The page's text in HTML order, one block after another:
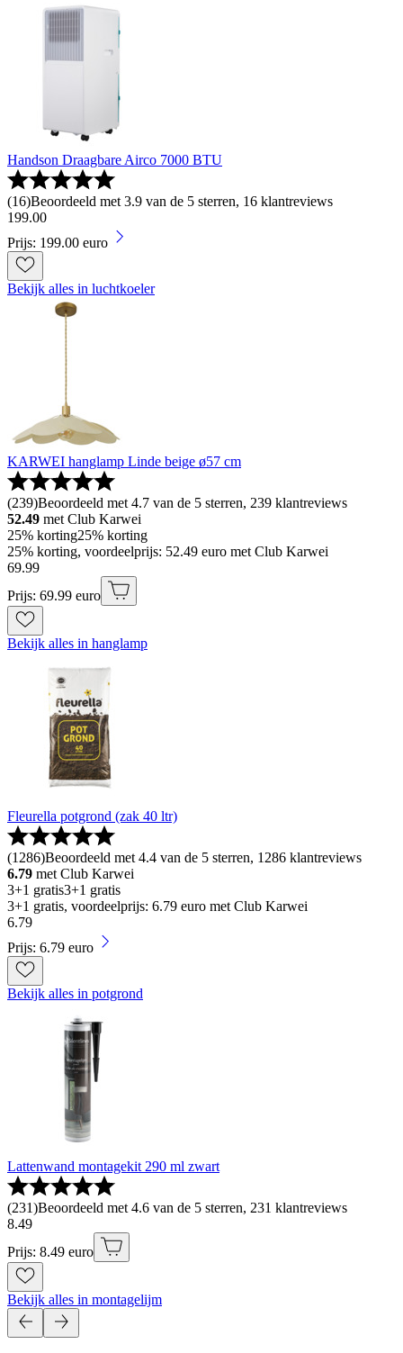
Handson Draagbare Airco 7000 BTU
(16)Beoordeeld met 3.9 van de 5 sterren, 16 klantreviews
199.00
Prijs: 199.00 euro
Bekijk alles in luchtkoeler
KARWEI hanglamp Linde beige ø57 cm
(239)Beoordeeld met 4.7 van de 5 sterren, 239 klantreviews
52.49 met Club Karwei
25% korting25% korting
25% korting, voordeelprijs: 52.49 euro met Club Karwei
69.99
Prijs: 69.99 euro
Bekijk alles in hanglamp
Fleurella potgrond (zak 40 ltr)
(1286)Beoordeeld met 4.4 van de 5 sterren, 1286 klantreviews
6.79 met Club Karwei
3+1 gratis3+1 gratis
3+1 gratis, voordeelprijs: 6.79 euro met Club Karwei
6.79
Prijs: 6.79 euro
Bekijk alles in potgrond
Lattenwand montagekit 290 ml zwart
(231)Beoordeeld met 4.6 van de 5 sterren, 231 klantreviews
8.49
Prijs: 8.49 euro
Bekijk alles in montagelijm